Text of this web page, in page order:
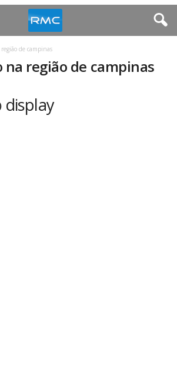
de campinas
na região de campinas
display